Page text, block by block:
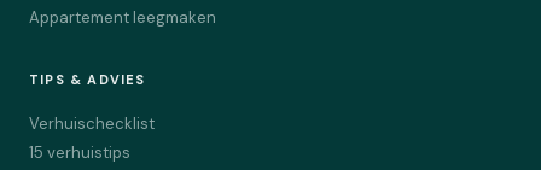
Appartement leegmaken
TIPS & ADVIES
Verhuischecklist
15 verhuistips